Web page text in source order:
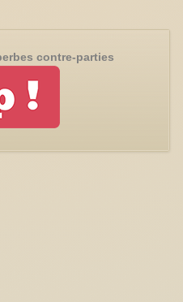
contre-parties